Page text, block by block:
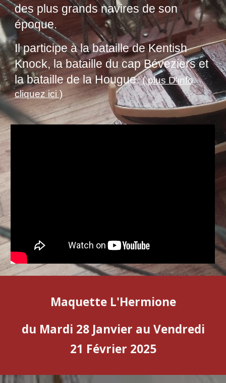
des plus grands navires de son
époque.
Il participe à labataille de Kentish
Knock, la bataille du cap Bévezierset
labataille de la Hougue.( plus D'info
cliquez ici )
Maquette L'Hermione
du Mardi 28 Janvier au Vendredi
21 Février 2025